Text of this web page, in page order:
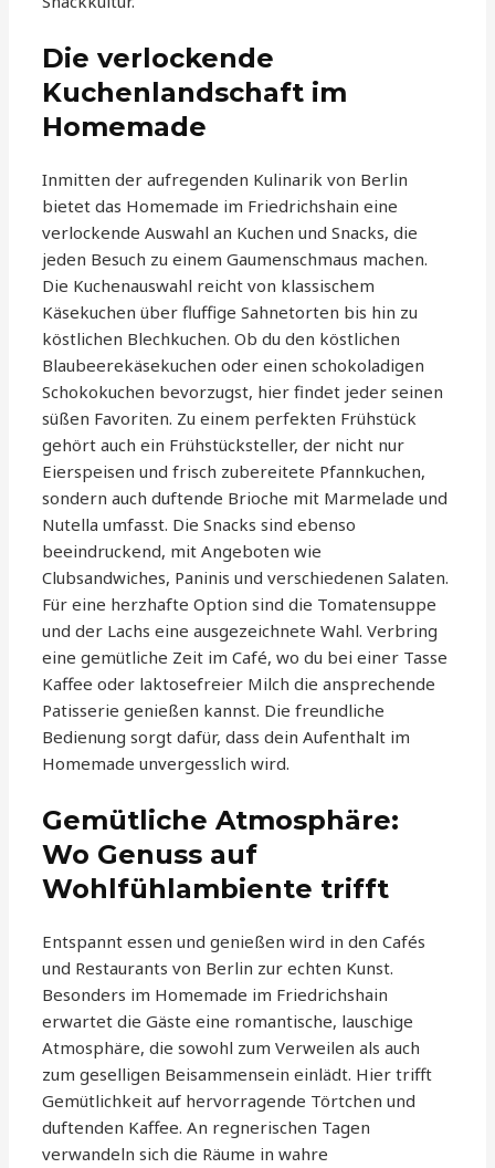
Die verlockende
Kuchenlandschaft im
Homemade
Inmitten der aufregenden Kulinarik von Berlin
bietet das Homemade im Friedrichshain eine
verlockende Auswahl an Kuchen und Snacks, die
jeden Besuch zu einem Gaumenschmaus machen.
Die Kuchenauswahl reicht von klassischem
Käsekuchen über fluffige Sahnetorten bis hin zu
köstlichen Blechkuchen. Ob du den köstlichen
Blaubeerekäsekuchen oder einen schokoladigen
Schokokuchen bevorzugst, hier findet jeder seinen
süßen Favoriten. Zu einem perfekten Frühstück
gehört auch ein Frühstücksteller, der nicht nur
Eierspeisen und frisch zubereitete Pfannkuchen,
sondern auch duftende Brioche mit Marmelade und
Nutella umfasst. Die Snacks sind ebenso
beeindruckend, mit Angeboten wie
Clubsandwiches, Paninis und verschiedenen Salaten.
Für eine herzhafte Option sind die Tomatensuppe
und der Lachs eine ausgezeichnete Wahl. Verbring
eine gemütliche Zeit im Café, wo du bei einer Tasse
Kaffee oder laktosefreier Milch die ansprechende
Patisserie genießen kannst. Die freundliche
Bedienung sorgt dafür, dass dein Aufenthalt im
Homemade unvergesslich wird.
Gemütliche Atmosphäre:
Wo Genuss auf
Wohlfühlambiente trifft
Entspannt essen und genießen wird in den Cafés
und Restaurants von Berlin zur echten Kunst.
Besonders im Homemade im Friedrichshain
erwartet die Gäste eine romantische, lauschige
Atmosphäre, die sowohl zum Verweilen als auch
zum geselligen Beisammensein einlädt. Hier trifft
Gemütlichkeit auf hervorragende Törtchen und
duftenden Kaffee. An regnerischen Tagen
verwandeln sich die Räume in wahre